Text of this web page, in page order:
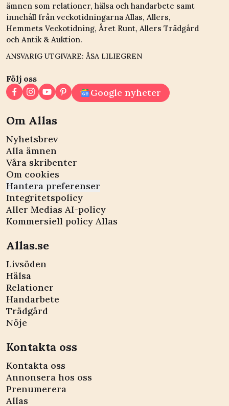
ämnen som relationer, hälsa och handarbete samt
innehåll från veckotidningarna Allas, Allers,
Hemmets Veckotidning, Året Runt, Allers Trädgård
och Antik & Auktion.
ANSVARIG UTGIVARE: ÅSA LILIEGREN
Följ oss
Google nyheter
Om Allas
Nyhetsbrev
Alla ämnen
Våra skribenter
Om cookies
Hantera preferenser
Integritetspolicy
Aller Medias AI-policy
Kommersiell policy Allas
Allas.se
Livsöden
Hälsa
Relationer
Handarbete
Trädgård
Nöje
Kontakta oss
Kontakta oss
Annonsera hos oss
Prenumerera
Allas